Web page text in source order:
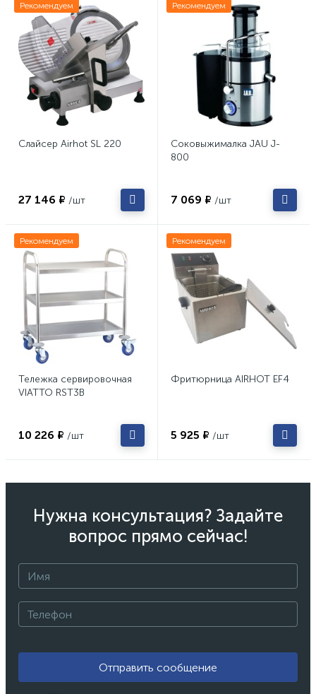
Рекомендуем
Слайсер Airhot SL 220
27 146 ₽ /шт
Рекомендуем
Соковыжималка JAU J-
800
7 069 ₽ /шт
Рекомендуем
Тележка сервировочная
VIATTO RST3B
10 226 ₽ /шт
Рекомендуем
Фритюрница AIRHOT EF4
5 925 ₽ /шт
Нужна консультация? Задайте
вопрос прямо сейчас!
Отправить сообщение